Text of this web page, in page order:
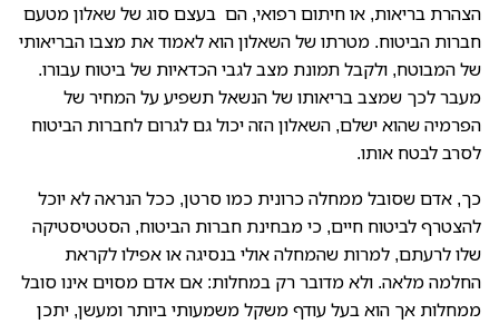
הצהרת בריאות, או חיתום רפואי, הם בעצם סוג של שאלון מטעם
חברות הביטוח. מטרתו של השאלון הוא לאמוד את מצבו הבריאותי
של המבוטח, ולקבל תמונת מצב לגבי הכדאיות של ביטוח עבורו.
מעבר לכך שמצב בריאותו של הנשאל תשפיע על המחיר של
הפרמיה שהוא ישלם, השאלון הזה יכול גם לגרום לחברות הביטוח
לסרב לבטח אותו.
כך, אדם שסובל ממחלה כרונית כמו סרטן, ככל הנראה לא יוכל
להצטרף לביטוח חיים, כי מבחינת חברות הביטוח, הסטטיסטיקה
שלו לרעתם, למרות שהמחלה אולי בנסיגה או אפילו לקראת
החלמה מלאה. ולא מדובר רק במחלות: אם אדם מסוים אינו סובל
ממחלות אך הוא בעל עודף משקל משמעותי ביותר ומעשן, יתכן